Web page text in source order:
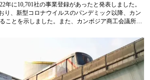
年に10,701社の事業登録があったと発表しました。
り、新型コロナウイルスのパンデミック以降、カン
ことを示しました。また、カンボジア商工会議所の